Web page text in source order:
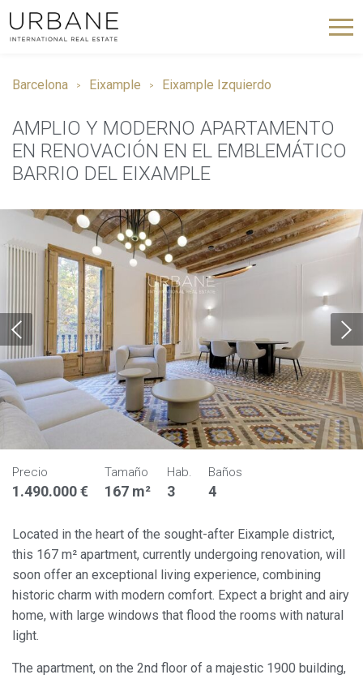
Barcelona Eixample Eixample Izquierdo
AMPLIO Y MODERNO APARTAMENTO
EN RENOVACIÓN EN EL EMBLEMÁTICO
BARRIO DEL EIXAMPLE
Precio
1.490.000 €
Tamaño
167 m²
Hab.
3
Baños
4
Located in the heart of the sought-after Eixample district,
this 167 m² apartment, currently undergoing renovation, will
soon offer an exceptional living experience, combining
historic charm with modern comfort. Expect a bright and airy
home, with large windows that flood the rooms with natural
light.
The apartment, on the 2nd floor of a majestic 1900 building,